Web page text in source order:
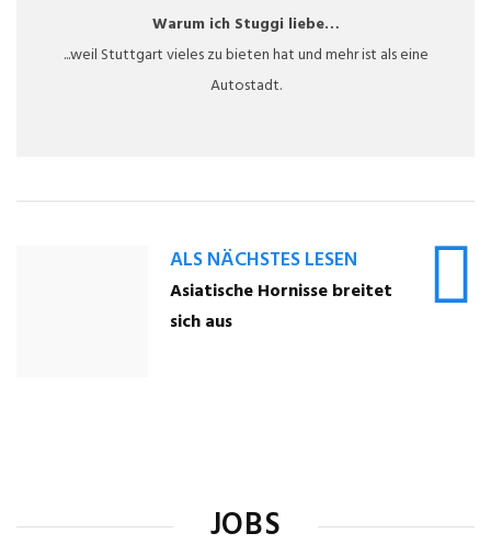
Warum ich Stuggi liebe…
...weil Stuttgart vieles zu bieten hat und mehr ist als eine
Autostadt.
ALS NÄCHSTES LESEN
Asiatische Hornisse breitet
sich aus
JOBS